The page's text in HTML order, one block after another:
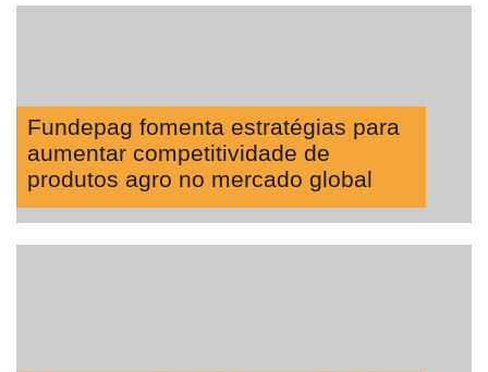
Fundepag fomenta estratégias para
aumentar competitividade de
produtos agro no mercado global